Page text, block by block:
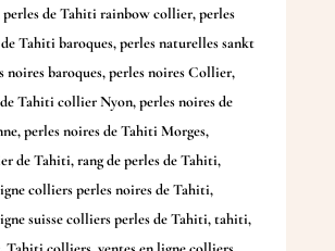
perles de Tahiti rainbow collier,perles
Tahiti baroques,perles naturelles sankt
noires baroques,perles noires Collier,
Tahiti collier Nyon,perles noires de
,perles noires de Tahiti Morges,
de Tahiti,rang de perles de Tahiti,
colliers perles noires de Tahiti,
suisse colliers perles de Tahiti,tahiti,